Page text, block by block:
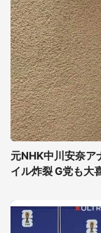
元NHK中川安奈ア
イル炸裂 G党も大